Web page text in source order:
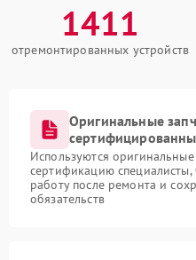
1411
отремонтированных устройств
Оригинальные
Используются
сертификацию
работу после ремонта и
обязательств